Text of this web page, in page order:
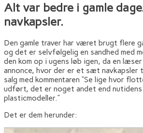
Alt var bedre i gamle
navkapsler.
Den gamle traver har været brugt flere
og det er selvfølgelig en sandhed med
den kom op i ugens løb igen, da en
annonce, hvor der er et sæt navkapsler
salg med kommentaren “Se lige hvor
udført, det er noget andet end nutidens
plasticmodeller.”
Det er dem herunder: